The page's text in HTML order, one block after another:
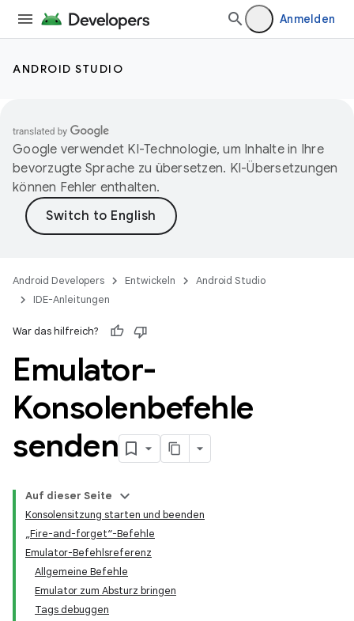
Anmelden
ANDROID STUDIO
Google verwendet KI-Technologie, um Inhalte in Ihre
bevorzugte Sprache zu übersetzen. KI-Übersetzungen
können Fehler enthalten.
Android Developers Entwickeln
Android Studio
IDE-Anleitungen
War das hilfreich?
Emulator-
Konsolenbefehle
senden
Auf dieser Seite
Konsolensitzung starten und beenden
„Fire-and-forget“-Befehle
Emulator-Befehlsreferenz
Allgemeine Befehle
Emulator zum Absturz bringen
Tags debuggen